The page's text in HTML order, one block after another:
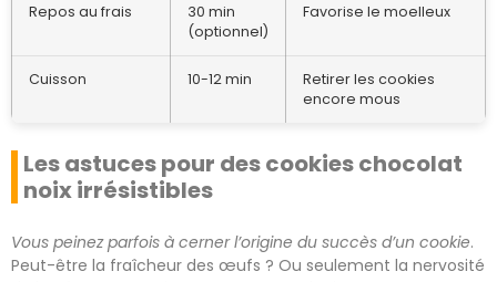
Repos au frais
30 min
(optionnel)
Favorise le moelleux
Cuisson 10-12 min
Retirer les cookies
encore mous
Les astuces pour des cookies chocolat
noix irrésistibles
Vous peinez parfois à cerner l’origine du succès d’un cookie.
Peut-être la fraîcheur des œufs ? Ou seulement la nervosité